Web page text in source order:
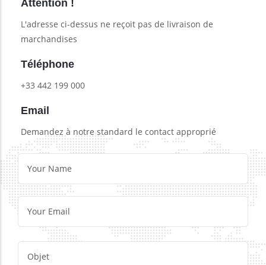
Attention !
L'adresse ci-dessus ne reçoit pas de livraison de
marchandises
Téléphone
+33 442 199 000
Email
Demandez à notre standard le contact approprié